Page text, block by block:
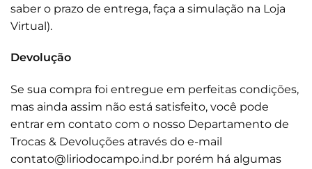
saber o prazo de entrega, faça a simulação na Loja
Virtual).
Devolução
Se sua compra foi entregue em perfeitas condições,
mas ainda assim não está satisfeito, você pode
entrar em contato com o nosso Departamento de
Trocas & Devoluções através do e-mail
contato@liriodocampo.ind.br porém há algumas